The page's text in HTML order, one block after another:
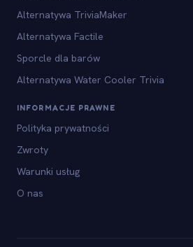
Alternatywa TriviaMaker
Alternatywa Factile
Sporcle dla barów
Alternatywa Water Cooler Trivia
INFORMACJE PRAWNE
Polityka prywatności
Zwroty
Warunki usług
O nas